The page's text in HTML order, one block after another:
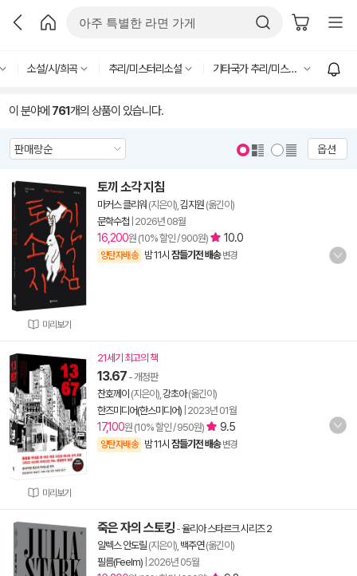
소설/시/희곡 추리/미스터리소설 기타국가 추리/미스터리소설
이 분야에 761개의 상품이 있습니다.
옵션
미리보기
토끼 소각 지침
마커스 클리워 (지은이), 김지원 (옮긴이)
문학수첩 2026년 08월
16,200원 (10% 할인 / 900원) 10.0
양탄자배송 밤 11시 잠들기전 배송 변경
미리보기
21세기 최고의 책
13.67 - 개정판
찬호께이 (지은이), 강초아(옮긴이)
한즈미디어(한스미디어) 2023년 01월
17,100원 (10% 할인 / 950원) 9.5
양탄자배송 밤 11시 잠들기전 배송 변경
죽은 자의 스토킹 -율리아 스타르크 시리즈 2
알렉스 안도릴 (지은이), 백주연(옮긴이)
필름(Feelm) 2026년 05월